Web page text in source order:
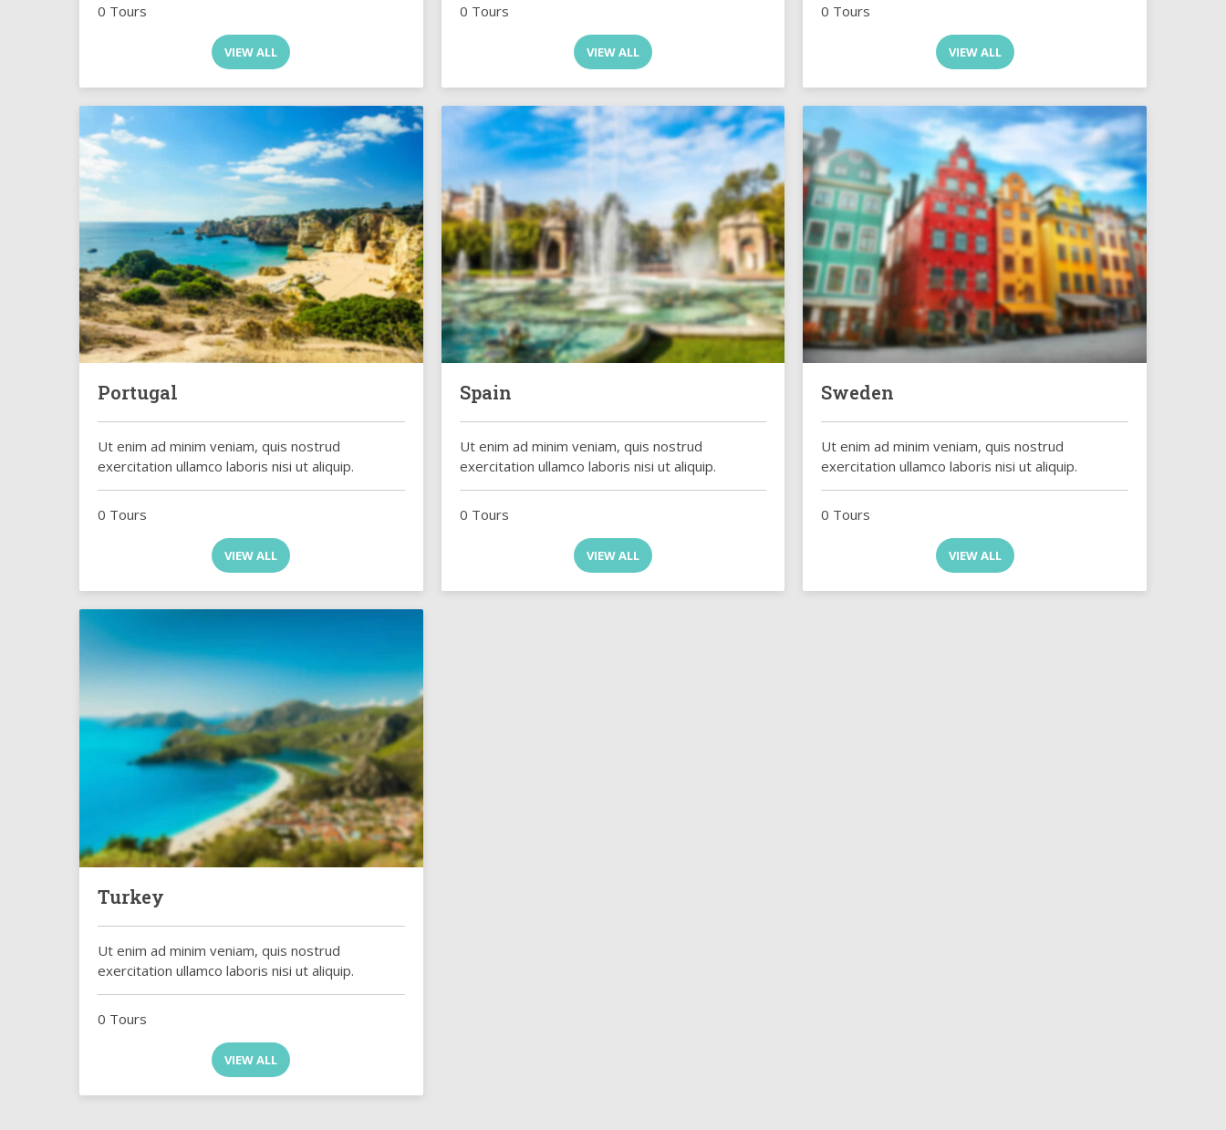
0 Tours
VIEW ALL
0 Tours
VIEW ALL
0 Tours
VIEW ALL
Portugal
Ut enim ad minim veniam, quis nostrud
exercitation ullamco laboris nisi ut aliquip.
0 Tours
VIEW ALL
Spain
Ut enim ad minim veniam, quis nostrud
exercitation ullamco laboris nisi ut aliquip.
0 Tours
VIEW ALL
Sweden
Ut enim ad minim veniam, quis nostrud
exercitation ullamco laboris nisi ut aliquip.
0 Tours
VIEW ALL
Turkey
Ut enim ad minim veniam, quis nostrud
exercitation ullamco laboris nisi ut aliquip.
0 Tours
VIEW ALL